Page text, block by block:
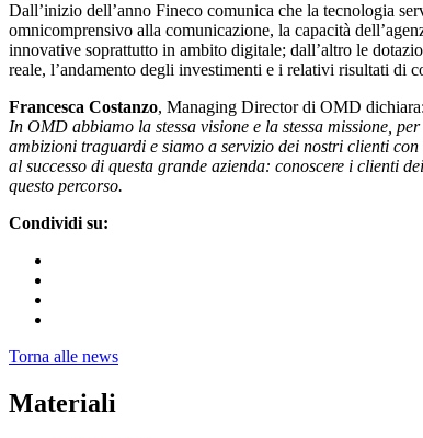
Dall’inizio dell’anno Fineco comunica che la tecnologia
omnicomprensivo alla comunicazione, la capacità
innovative soprattutto in ambito digitale; dall’altro le
reale, l’andamento degli investimenti e i relativi risultati di
Francesca Costanzo, Managing Director di OMD dichiara:
In OMD abbiamo la stessa visione e la stessa missione,
ambizioni traguardi e siamo a servizio dei nostri clienti con
al successo di questa grande azienda: conoscere i clienti
questo percorso.
Condividi su:
Torna alle news
Materiali